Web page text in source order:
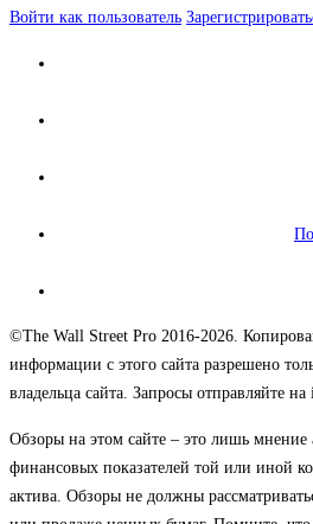
Войти как пользователь
©The Wall Street Pro 2016-2026.
информации с этого сайта разрешено
владельца сайта. Запросы отправляйте
Обзоры на этом сайте – это лишь мнение
финансовых показателей той или иной
актива. Обзоры не должны